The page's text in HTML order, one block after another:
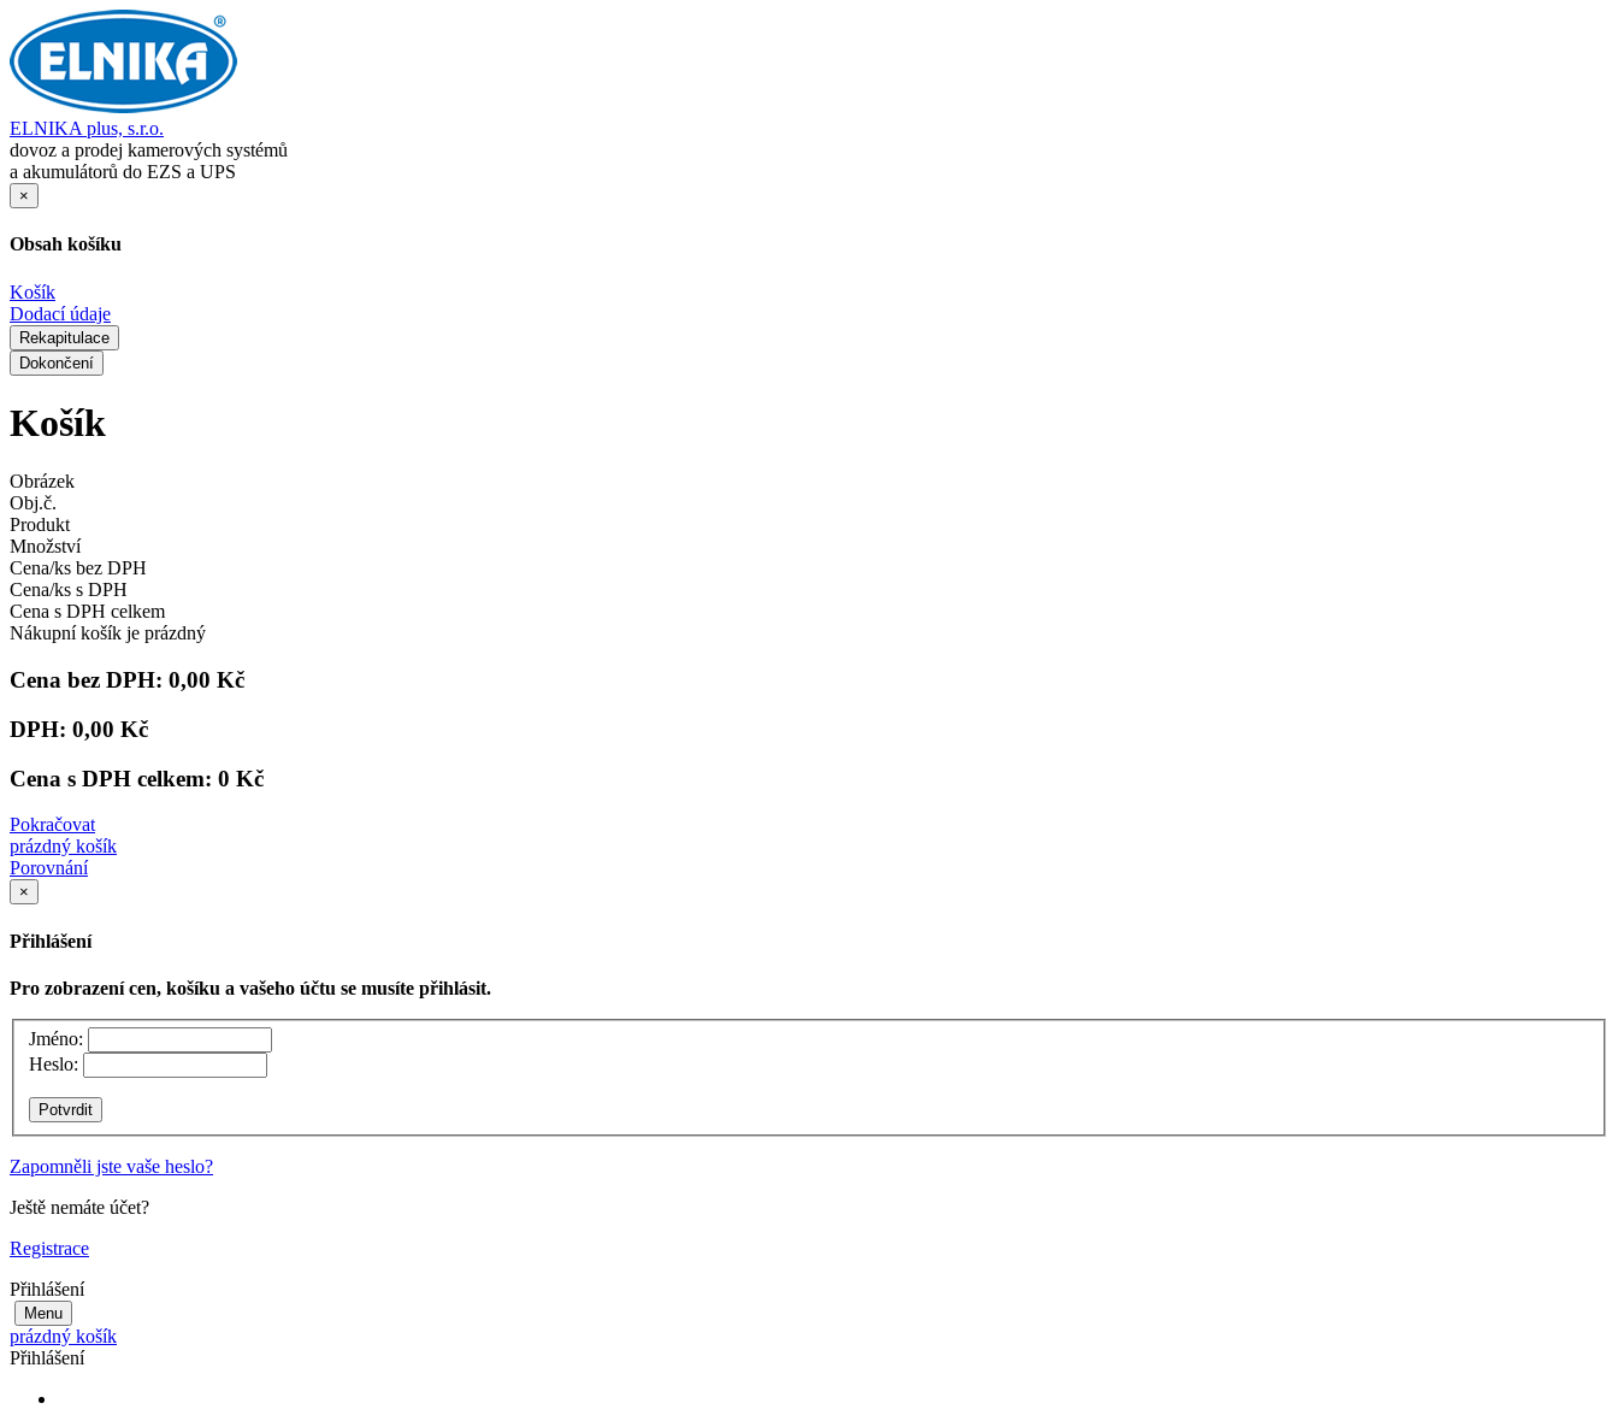
ELNIKA plus, s.r.o.
dovoz a prodej kamerových systémů
a akumulátorů do EZS a UPS
×
Obsah košíku
Košík
Dodací údaje
Rekapitulace
Dokončení
Košík
Obrázek
Obj.č.
Produkt
Množství
Cena/ks bez DPH
Cena/ks s DPH
Cena s DPH celkem
Nákupní košík je prázdný
Cena bez DPH: 0,00 Kč
DPH: 0,00 Kč
Cena s DPH celkem: 0 Kč
Pokračovat
prázdný košík
Porovnání
×
Přihlášení
Pro zobrazení cen, košíku a vašeho účtu se musíte přihlásit.
Jméno:
Heslo:
Zapomněli jste vaše heslo?
Ještě nemáte účet?
Registrace
Přihlášení
Menu
prázdný košík
Přihlášení